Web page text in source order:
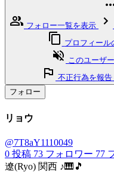
フォロー一覧を表示
プロフィール
このユーザ
不正行為を報告
フォロー
リョウ
@7T8aY1110049
0 投稿 73 フォロワー 77
遼(Ryo) 関西 ♪🎹🎵